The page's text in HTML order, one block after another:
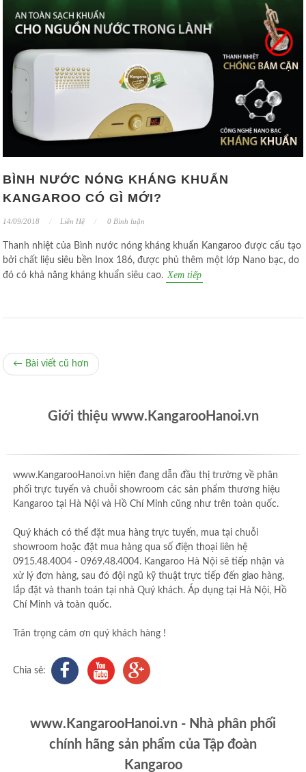
BÌNH NƯỚC NÓNG KHÁNG KHUẨN
KANGAROO CÓ GÌ MỚI?
14/09/2018 Liên Hệ 0 Bình luận
Thanh nhiệt của Bình nước nóng kháng khuẩn Kangaroo được cấu tạo
bởi chất liệu siêu bền Inox 186, được phủ thêm một lớp Nano bạc, do
đó có khả năng kháng khuẩn siêu cao. Xem tiếp
← Bài viết cũ hơn
Giới thiệu www.KangarooHanoi.vn
www.KangarooHanoi.vn hiện đang dẫn đầu thị trường về phân
phối trực tuyến và chuỗi showroom các sản phẩm thương hiệu
Kangaroo tại Hà Nội và Hồ Chí Minh cũng như trên toàn quốc.
Quý khách có thể đặt mua hàng trực tuyến, mua tại chuỗi
showroom hoặc đặt mua hàng qua số điện thoại liên hệ
0915.48.4004 - 0969.48.4004. Kangaroo Hà Nội sẽ tiếp nhận và
xử lý đơn hàng, sau đó đội ngũ kỹ thuật trực tiếp đến giao hàng,
lắp đặt và thanh toán tại nhà Quý khách. Áp dụng tại Hà Nội, Hồ
Chí Minh và toàn quốc.
Trân trọng cảm ơn quý khách hàng !
Chia sẻ:
www.KangarooHanoi.vn - Nhà phân phối
chính hãng sản phẩm của Tập đoàn
Kangaroo